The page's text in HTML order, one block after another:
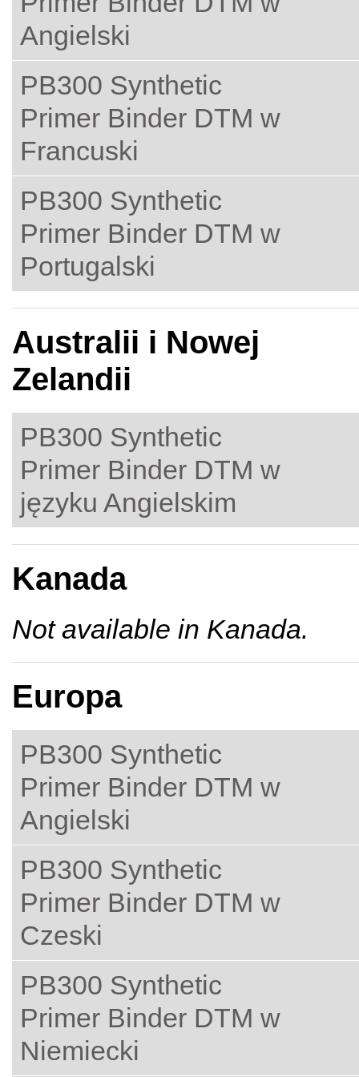
Angielski
PB300 Synthetic
Primer Binder DTM w
Francuski
PB300 Synthetic
Primer Binder DTM w
Portugalski
Australii i Nowej
Zelandii
PB300 Synthetic
Primer Binder DTM w
języku Angielskim
Kanada
Not available in Kanada.
Europa
PB300 Synthetic
Primer Binder DTM w
Angielski
PB300 Synthetic
Primer Binder DTM w
Czeski
PB300 Synthetic
Primer Binder DTM w
Niemiecki